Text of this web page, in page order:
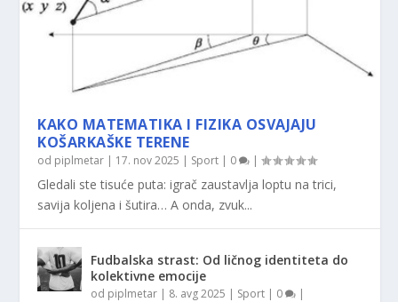
KAKO MATEMATIKA I FIZIKA OSVAJAJU
KOŠARKAŠKE TERENE
od piplmetar | 17. nov 2025 | Sport | 0 |
Gledali ste tisuće puta: igrač zaustavlja loptu na trici,
savija koljena i šutira… A onda, zvuk...
Fudbalska strast: Od ličnog identiteta do
kolektivne emocije
od piplmetar | 8. avg 2025 | Sport | 0 |